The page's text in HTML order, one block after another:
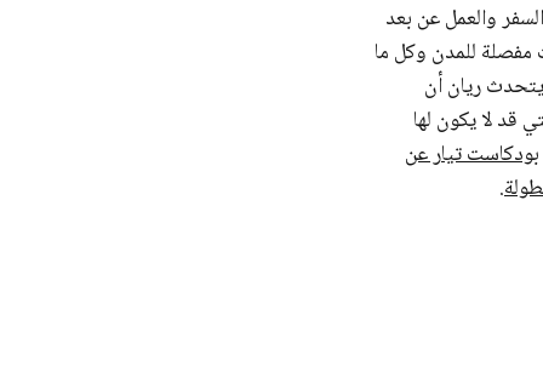
والعمل عن بعد
للمدن وكل ما
ريان أن
قد لا يكون لها
بودكاست تيار عن
.